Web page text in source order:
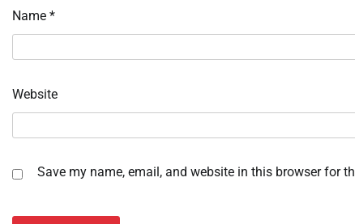
Name *
Website
Save my name, email, and website in this browser for